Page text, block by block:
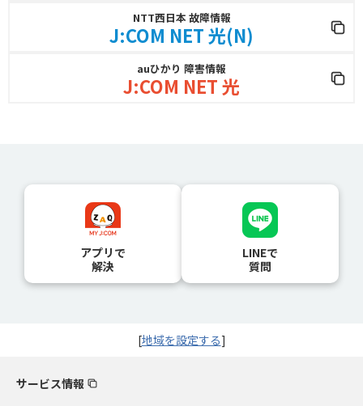
NTT西日本 故障情報
J:COM NET 光(N)
auひかり 障害情報
J:COM NET 光
アプリで
解決
LINEで
質問
[地域を設定する]
サービス情報